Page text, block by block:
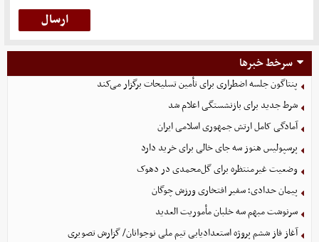
سرخط خبرها
پنتاگون جلسه اضطراری برای تأمین تسلیحات برگزار می‌کند
شرط جدید برای بازنشستگی اعلام شد
آمادگی کامل ارتش جمهوری اسلامی ایران
پرسپولیس هنوز سه جای خالی برای خرید دارد
وضعیت غیرمنتظره برای گل‌محمدی در دهوک
پیمان حدادی؛ سفیر افتخاری ورزش چوگان
سرنوشت مبهم سه خلبان مأموریت العدید
آغاز فاز ششم پروژه استعدادیابی تیم ملی نوجوانان/ گزارش تصویری